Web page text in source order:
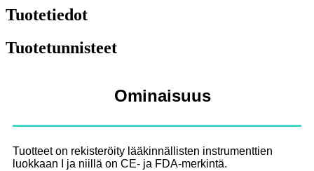
Tuotetiedot
Tuotetunnisteet
Ominaisuus
Tuotteet on rekisteröity lääkinnällisten instrumenttien
luokkaan I ja niillä on CE- ja FDA-merkintä.